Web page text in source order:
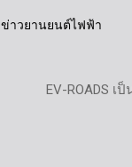
ข่าวยานยนต์ไฟฟ้า
EV-ROADS